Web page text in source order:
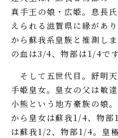
真手王の娘・広姫。息長
えられる滋賀県に縁があ
から蘇我系皇族と推測し
の血は3/4、物部は1/4です
そして五世代目。舒明
手姫皇女。皇女の父は敏
小熊という地方豪族の娘
から皇女は蘇我1/4、物部
は蘇我1/2、物部1/4。皇